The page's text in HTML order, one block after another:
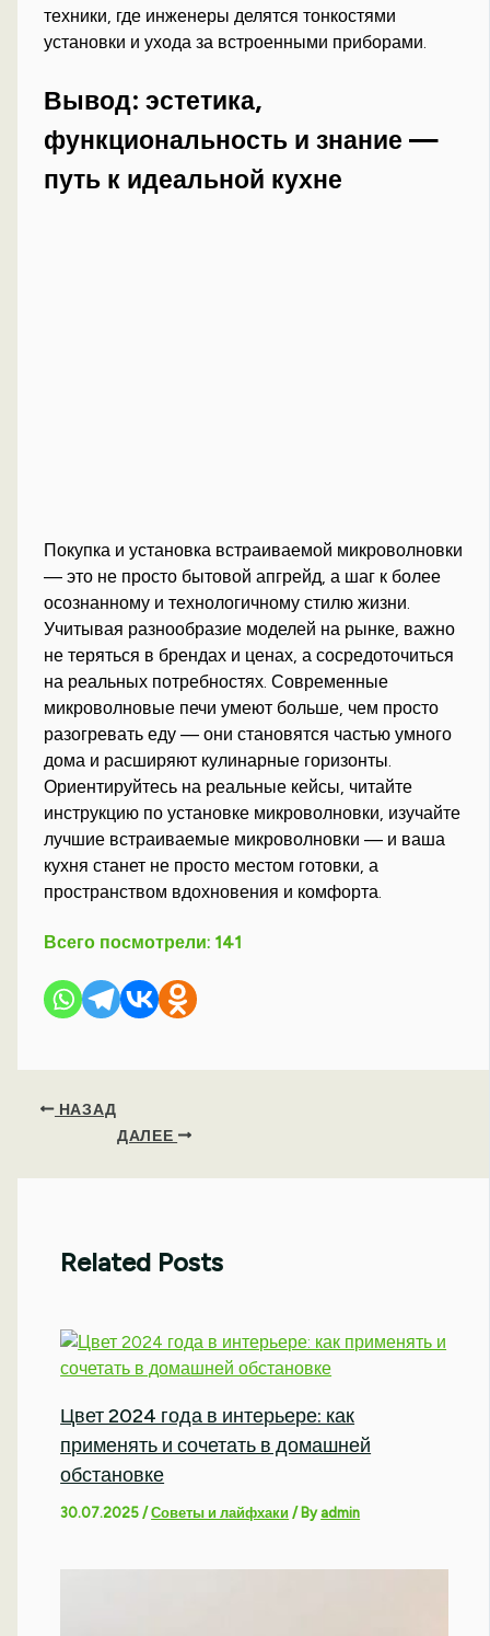
техники, где инженеры делятся тонкостями
установки и ухода за встроенными приборами.
Вывод: эстетика,
функциональность и знание —
путь к идеальной кухне
Покупка и установка встраиваемой микроволновки
— это не просто бытовой апгрейд, а шаг к более
осознанному и технологичному стилю жизни.
Учитывая разнообразие моделей на рынке, важно
не теряться в брендах и ценах, а сосредоточиться
на реальных потребностях. Современные
микроволновые печи умеют больше, чем просто
разогревать еду — они становятся частью умного
дома и расширяют кулинарные горизонты.
Ориентируйтесь на реальные кейсы, читайте
инструкцию по установке микроволновки, изучайте
лучшие встраиваемые микроволновки — и ваша
кухня станет не просто местом готовки, а
пространством вдохновения и комфорта.
Всего посмотрели: 141
НАЗАД
ДАЛЕЕ
Related Posts
Цвет 2024 года в интерьере: как
применять и сочетать в домашней
обстановке
30.07.2025/Советы и лайфхаки / Byadmin